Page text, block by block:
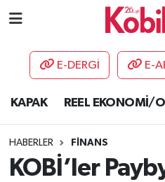
E-DERGİ E-
KAPAK REEL EKONOMİ/
HABERLER FİNANS
KOBİ’ler
AKADEMİ
DESTEK-TEŞVİK
ETKİNLİK